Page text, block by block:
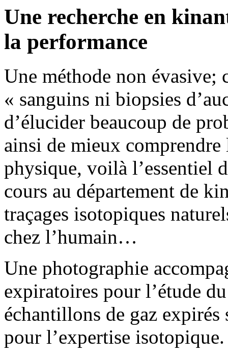
Une recherche en
la performance
Une méthode non évasive;
« sanguins ni biopsies
d’élucider beaucoup de
ainsi de mieux
physique, voilà l’essentiel
cours au département de
traçages isotopiques
chez l’humain…
Une photographie
expiratoires pour l’étude
échantillons de gaz
pour l’expertise isotopique.